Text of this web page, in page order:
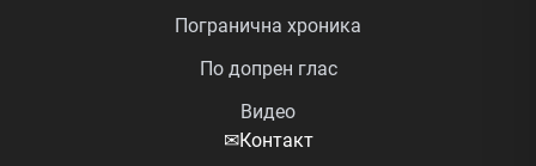
Погранична хроника
По допрен глас
Видео
✉Контакт